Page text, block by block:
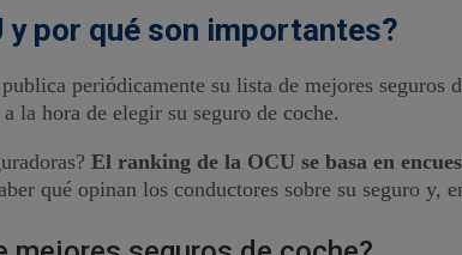
y por qué son importantes?
periódicamente su lista de mejores
la hora de elegir su seguro de coche.
El ranking de la OCU se basa en
qué opinan los conductores sobre su seguro